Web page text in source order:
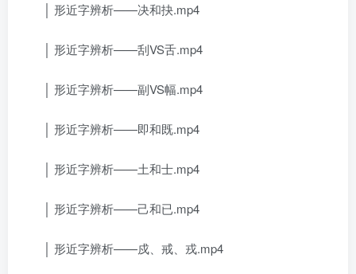
│ 形近字辨析——决和抉.mp4
│ 形近字辨析——刮VS舌.mp4
│ 形近字辨析——副VS幅.mp4
│ 形近字辨析——即和既.mp4
│ 形近字辨析——土和士.mp4
│ 形近字辨析——己和已.mp4
│ 形近字辨析——戍、戒、戎.mp4